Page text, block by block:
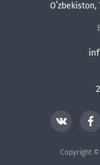
Oʻzbekiston,
Copyright ©